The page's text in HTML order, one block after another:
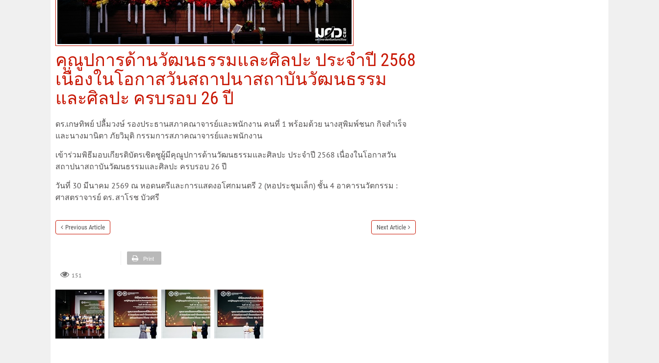
คุณูปการด้านวัฒนธรรมและศิลปะ ประจำปี 2568
เนื่องในโอกาสวันสถาปนาสถาบันวัฒนธรรม
และศิลปะ ครบรอบ 26 ปี
ดร.เกษทิพย์ ปลื้มวงษ์ รองประธานสภาคณาจารย์และพนักงาน คนที่ 1 พร้อมด้วย นางสุพิมพ์ชนก กิจสำเร็จ
และนางมานิตา ภัยวิมุติ กรรมการสภาคณาจารย์และพนักงาน
เข้าร่วมพิธีมอบเกียรติบัตรเชิดชูผู้มีคุณูปการด้านวัฒนธรรมและศิลปะ ประจำปี 2568 เนื่องในโอกาสวัน
สถาปนาสถาบันวัฒนธรรมและศิลปะ ครบรอบ 26 ปี
วันที่ 30 มีนาคม 2569 ณ หอดนตรีและการแสดงอโศกมนตรี 2 (หอประชุมเล็ก) ชั้น 4 อาคารนวัตกรรม :
ศาสตราจารย์ ดร. สาโรช บัวศรี
Previous Article Next Article
Print
151